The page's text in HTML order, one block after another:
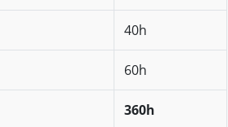
40h
60h
360h